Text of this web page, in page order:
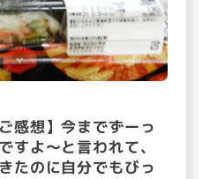
感想】今までずーっ
すよ〜と言われて、
たのに自分でもびっ